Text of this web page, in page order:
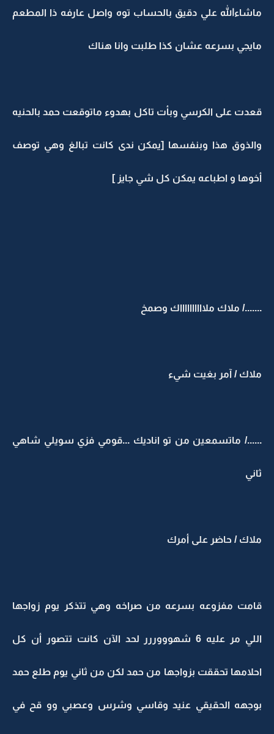
ماشاءالله علي دقيق بالحساب توه واصل عارفه ذا المطعم
مايجي بسرعه عشان كذا طلبت وانا هناك
قعدت على الكرسي وبأت تاكل بهدوء ماتوقعت حمد بالحنيه
والذوق هذا وبنفسها [يمكن ندى كانت تبالغ وهي توصف
أخوها و اطباعه يمكن كل شي جايز ]
......./ ملاك ملااااااااااك وصمخ
ملاك / آمر بغيت شيء
....../ ماتسمعين من تو اناديك ...قومي فزي سويلي شاهي
ثاني
ملاك / حاضر على أمرك
قامت مفزوعه بسرعه من صراخه وهي تتذكر يوم زواجها
اللي مر عليه 6 شهوووررر لحد الآن كانت تتصور أن كل
احلامها تحققت بزواجها من حمد لكن من ثاني يوم طلع حمد
بوجهه الحقيقي عنيد وقاسي وشرس وعصبي وو قح في